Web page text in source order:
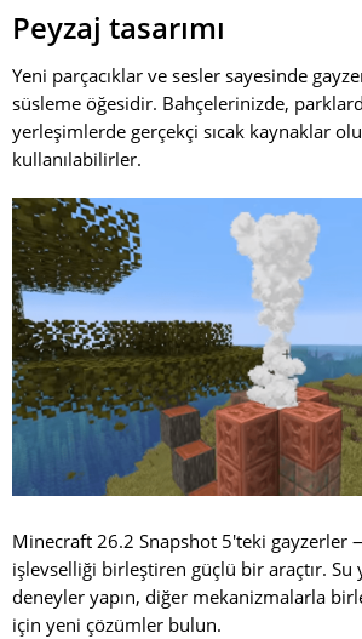
Peyzaj tasarımı
Yeni parçacıklar ve sesler sayesinde
süsleme öğesidir. Bahçelerinizde,
yerleşimlerde gerçekçi sıcak kaynaklar
kullanılabilirler.
Minecraft 26.2 Snapshot 5'teki gayzerler
işlevselliği birleştiren güçlü bir araçtır. Su
deneyler yapın, diğer mekanizmalarla
için yeni çözümler bulun.